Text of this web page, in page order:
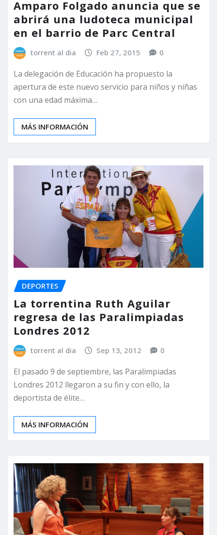
Amparo Folgado anuncia que se
abrirá una ludoteca municipal
en el barrio de Parc Central
torrent al dia Feb 27, 2015 0
La delegación de Educación ha propuesto la
apertura de este nuevo servicio para niños y niñas
con una edad máxima…
MÁS INFORMACIÓN
DEPORTES
La torrentina Ruth Aguilar
regresa de las Paralimpiadas
Londres 2012
torrent al dia Sep 13, 2012 0
El pasado 9 de septiembre, las Paralimpiadas
Londres 2012 llegaron a su fin y con ello, la
deportista de élite…
MÁS INFORMACIÓN